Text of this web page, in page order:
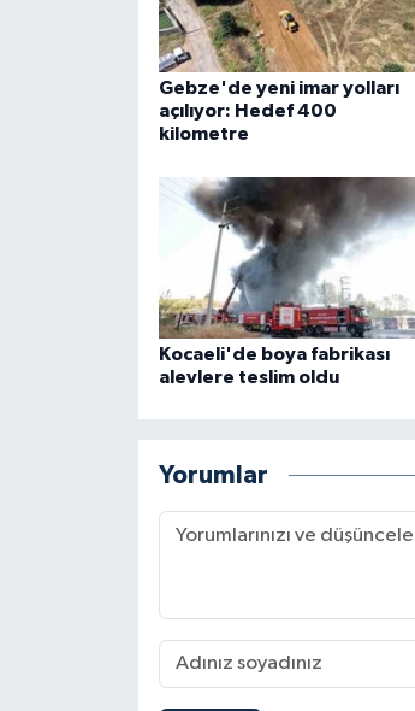
Gebze'de yeni imar yolları
açılıyor: Hedef 400
kilometre
Kocaeli'de boya fabrikası
alevlere teslim oldu
Yorumlar